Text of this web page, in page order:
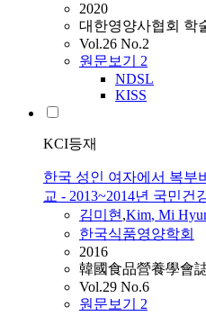
2020
대한영양사협회 학
Vol.26 No.2
원문보기 2
NDSL
KISS
KCI등재
한국 성인 여자에서 복부
교 - 2013~2014년 국민
김미현,Kim, Mi
한국식품영양학회
2016
韓國食品營養學會
Vol.29 No.6
원문보기 2